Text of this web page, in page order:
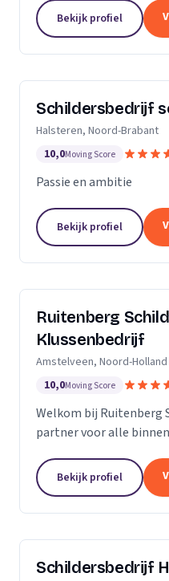
Dan bent u aan het
jaren ervaring zowel als...
Bekijk profiel
Schildersbedrijf
Halsteren, Noord-Brabant
10,0Moving Score
Passie en ambitie
Bekijk profiel
Ruitenberg
Klussenbedrijf
Amstelveen, Noord-Holland
10,0Moving Score
Welkom bij Ruitenberg
partner voor alle
een gevestigde naam in
met een bijzondere...
Bekijk profiel
Schildersbedrijf